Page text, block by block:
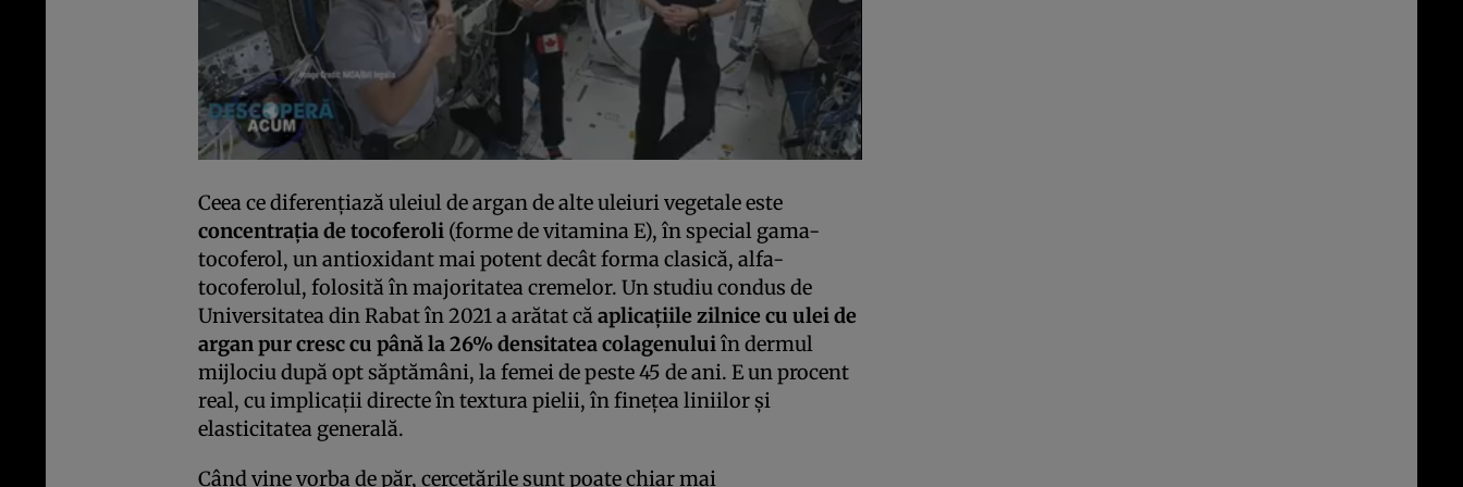
Ceea ce diferențiază uleiul de argan de alte uleiuri vegetale este
concentrația de tocoferoli (forme de vitamina E), în special gama-
tocoferol, un antioxidant mai potent decât forma clasică, alfa-
tocoferolul, folosită în majoritatea cremelor. Un studiu condus de
Universitatea din Rabat în 2021 a arătat căaplicațiile zilnice cu ulei de
argan pur cresc cu până la 26% densitatea colagenuluiîn dermul
mijlociu după opt săptămâni, la femei de peste 45 de ani. E un procent
real, cu implicații directe în textura pielii, în finețea liniilor și
elasticitatea generală.
Când vine vorba de păr, cercetările sunt poate chiar mai